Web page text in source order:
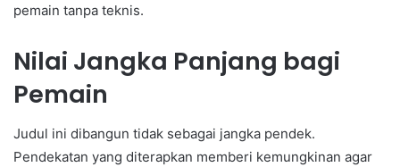
pemain tanpa teknis.
Nilai Jangka Panjang bagi
Pemain
Judul ini dibangun tidak sebagai jangka pendek.
Pendekatan yang diterapkan memberi kemungkinan agar